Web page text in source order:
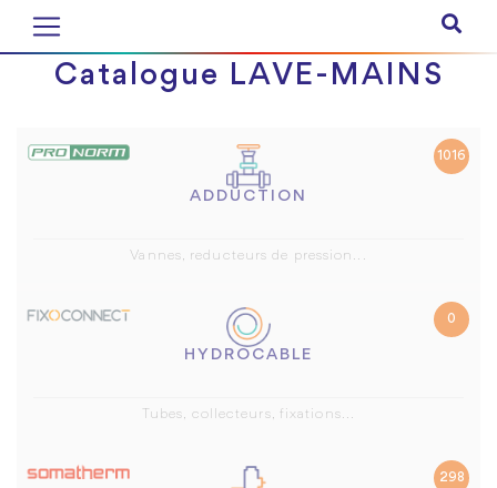
Catalogue LAVE-MAINS
1016
ADDUCTION
Vannes, reducteurs de pression...
0
HYDROCABLE
Tubes, collecteurs, fixations...
298